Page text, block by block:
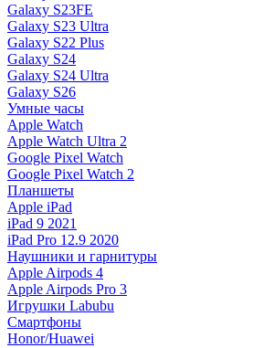
Galaxy S23FE
Galaxy S23 Ultra
Galaxy S22 Plus
Galaxy S24
Galaxy S24 Ultra
Galaxy S26
Умные часы
Apple Watch
Apple Watch Ultra 2
Google Pixel Watch
Google Pixel Watch 2
Планшеты
Apple iPad
iPad 9 2021
iPad Pro 12.9 2020
Наушники и гарнитуры
Apple Airpods 4
Apple Airpods Pro 3
Игрушки Labubu
Смартфоны
Honor/Huawei